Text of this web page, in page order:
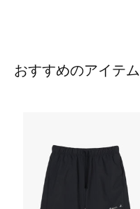
おすすめのアイテム